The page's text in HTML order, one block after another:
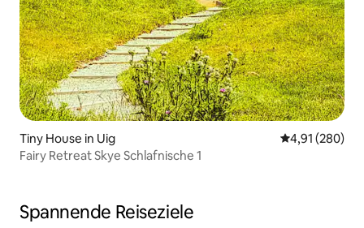
Tiny House in Uig
4,91 (280)
Fairy Retreat Skye Schlafnische 1
Spannende Reiseziele